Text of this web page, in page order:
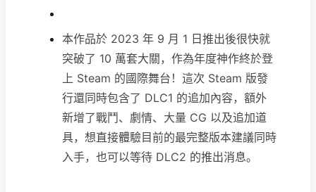
本作品於 2023 年 9 月 1 日推出後很快就
突破了 10 萬套大關，作為年度神作終於登
上 Steam 的國際舞台！這次 Steam 版發
行還同時包含了 DLC1 的追加內容，額外
新增了戰鬥、劇情、大量 CG 以及追加道
具，想直接體驗目前的最完整版本建議同時
入手，也可以等待 DLC2 的推出消息。